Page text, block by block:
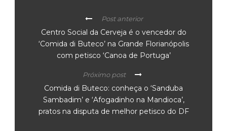
Post anterior
Centro Social da Cerveja é o vencedor do
‘Comida di Buteco’ na Grande Florianópolis
com petisco ‘Canoa de Portuga’
Próximo post
Comida di Buteco: conheça o ‘Sanduba
Sambadim’ e ‘Afogadinho na Mandioca’,
pratos na disputa de melhor petisco do DF